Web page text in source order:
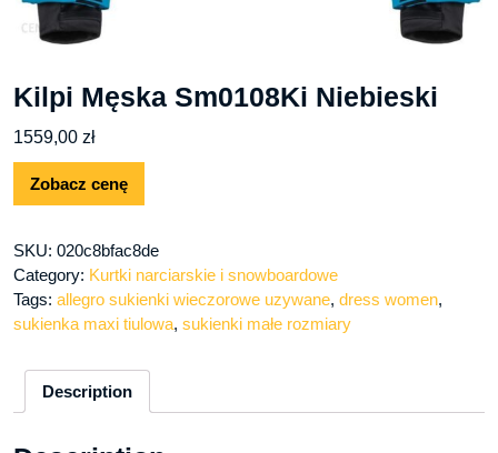
Kilpi Męska Sm0108Ki Niebieski
1559,00 zł
Zobacz cenę
SKU: 020c8bfac8de
Category: Kurtki narciarskie i snowboardowe
Tags: allegro sukienki wieczorowe uzywane, dress women,
sukienka maxi tiulowa, sukienki małe rozmiary
Description